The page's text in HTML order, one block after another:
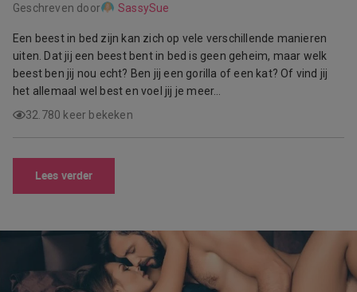
Geschreven door SassySue
Een beest in bed zijn kan zich op vele verschillende manieren
uiten. Dat jij een beest bent in bed is geen geheim, maar welk
beest ben jij nou echt? Ben jij een gorilla of een kat? Of vind jij
het allemaal wel best en voel jij je meer…
32.780 keer bekeken
Lees verder